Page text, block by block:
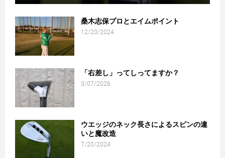
桑木志保プロとエイムポイント
12/20/2024
「右差し」ってしってますか？
3/07/2026
ウエッジのネック長さによるスピンの違
いと魔改造
7/20/2024